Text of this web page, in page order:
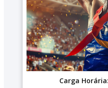
Carga Horária: